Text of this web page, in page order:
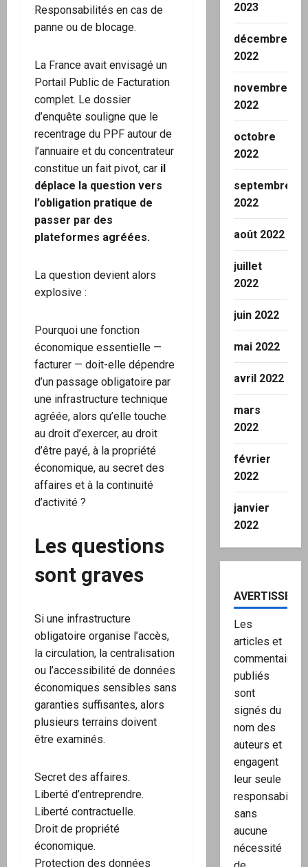
Responsabilités en cas de
panne ou de blocage.
La France avait envisagé un
Portail Public de Facturation
complet. Le dossier
d’enquête souligne que le
recentrage du PPF autour de
l’annuaire et du concentrateur
constitue un fait pivot, car il
déplace la question vers
l’obligation pratique de
passer par des
plateformes agréées.
La question devient alors
explosive :
Pourquoi une fonction
économique essentielle —
facturer — doit-elle dépendre
d’un passage obligatoire par
une infrastructure technique
agréée, alors qu’elle touche
au droit d’exercer, au droit
d’être payé, à la propriété
économique, au secret des
affaires et à la continuité
d’activité ?
Les questions
sont graves
Si une infrastructure
obligatoire organise l’accès,
la circulation, la centralisation
ou l’accessibilité de données
économiques sensibles sans
garanties suffisantes, alors
plusieurs terrains doivent
être examinés.
Secret des affaires.
Liberté d’entreprendre.
Liberté contractuelle.
Droit de propriété
économique.
Protection des données
2023
décembre
2022
novembre
2022
octobre
2022
septembre
2022
août 2022
juillet
2022
juin 2022
mai 2022
avril 2022
mars
2022
février
2022
janvier
2022
Les
articles et
commentaires
publiés
sont
signés du
nom des
auteurs et
engagent
leur seule
responsabilité,
sans
aucune
nécessité